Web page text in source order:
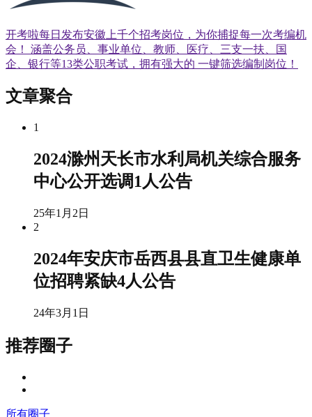
开考啦每日发布安徽上千个招考岗位，为你捕捉每一次考编机
会！ 涵盖公务员、事业单位、教师、医疗、三支一扶、国
企、银行等13类公职考试，拥有强大的 一键筛选编制岗位！
文章聚合
1
2024滁州天长市水利局机关综合服务
中心公开选调1人公告
25年1月2日
2
2024年安庆市岳西县县直卫生健康单
位招聘紧缺4人公告
24年3月1日
推荐圈子
所有圈子